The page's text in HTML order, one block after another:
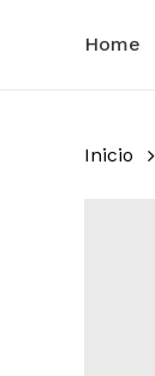
Home
Inicio